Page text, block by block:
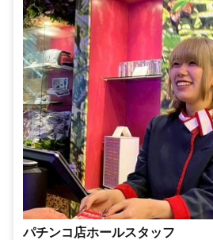
パチンコ店ホールスタッフ